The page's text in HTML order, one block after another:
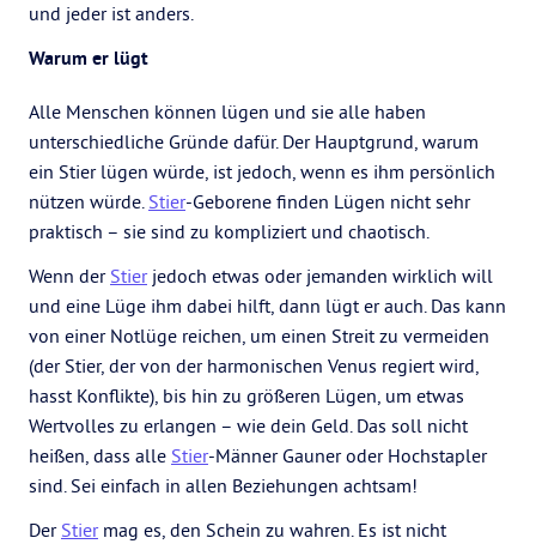
und jeder ist anders.
Warum er lügt
Alle Menschen können lügen und sie alle haben
unterschiedliche Gründe dafür. Der Hauptgrund, warum
ein Stier lügen würde, ist jedoch, wenn es ihm persönlich
nützen würde. Stier-Geborene finden Lügen nicht sehr
praktisch – sie sind zu kompliziert und chaotisch.
Wenn der Stierjedoch etwas oder jemanden wirklich will
und eine Lüge ihm dabei hilft, dann lügt er auch. Das kann
von einer Notlüge reichen, um einen Streit zu vermeiden
(der Stier, der von der harmonischen Venus regiert wird,
hasst Konflikte), bis hin zu größeren Lügen, um etwas
Wertvolles zu erlangen – wie dein Geld. Das soll nicht
heißen, dass alle Stier-Männer Gauner oder Hochstapler
sind. Sei einfach in allen Beziehungen achtsam!
Der Stiermag es, den Schein zu wahren. Es ist nicht